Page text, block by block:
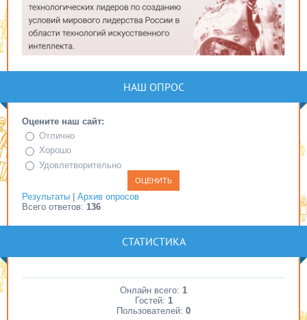
НАШ ОПРОС
Оцените наш сайт:
Отлично
Хорошо
Удовлетворительно
Результаты
Архив опросов
Всего ответов: 136
СТАТИСТИКА
Онлайн всего: 1
Гостей: 1
Пользователей: 0